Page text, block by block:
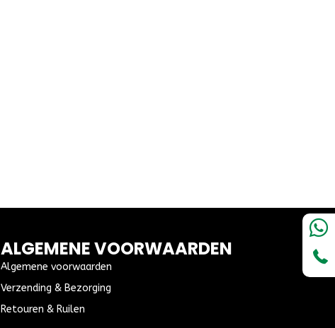
ALGEMENE VOORWAARDEN
Algemene voorwaarden
Verzending & Bezorging
Retouren & Ruilen